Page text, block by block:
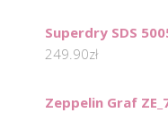
Superdry SDS
249.90zł
Zeppelin Graf